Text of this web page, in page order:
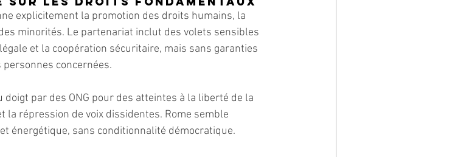
explicitement la promotion des droits humains, la
minorités. Le partenariat inclut des volets sensibles
et la coopération sécuritaire, mais sans garanties
concernées.
doigt par des ONG pour des atteintes à la liberté de la
répression de voix dissidentes. Rome semble
énergétique, sans conditionnalité démocratique.